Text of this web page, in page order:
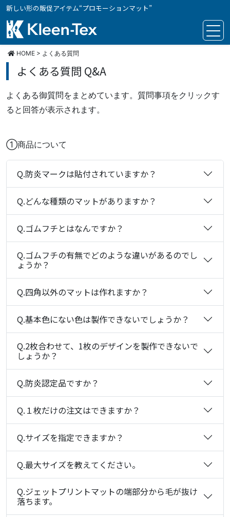
新しい形の販促アイテム“プロモーションマット”
クリーンテックス・ジャパ
HOME > よくある質問
よくある質問 Q&A
よくある御質問をまとめています。質問事項をクリックす
ると回答が表示されます。
①商品について
Q.防炎マークは貼付されていますか？
Q.どんな種類のマットがありますか？
Q.ゴムフチとはなんですか？
Q.ゴムフチの有無でどのような違いがあるのでし
ょうか？
Q.四角以外のマットは作れますか？
Q.基本色にない色は製作できないでしょうか？
Q.2枚合わせて、1枚のデザインを製作できないで
しょうか？
Q.防炎認定品ですか？
Q.１枚だけの注文はできますか？
Q.サイズを指定できますか？
Q.最大サイズを教えてください。
Q.ジェットプリントマットの端部分から毛が抜け
落ちます。